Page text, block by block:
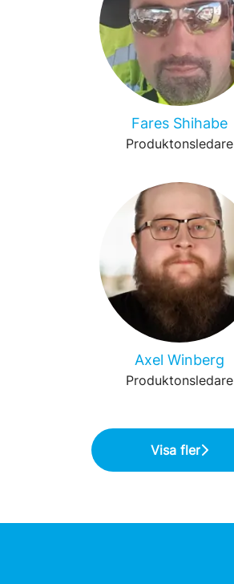
Fares Shihabe
Produktonsledare
Axel Winberg
Produktonsledare
Visa fler